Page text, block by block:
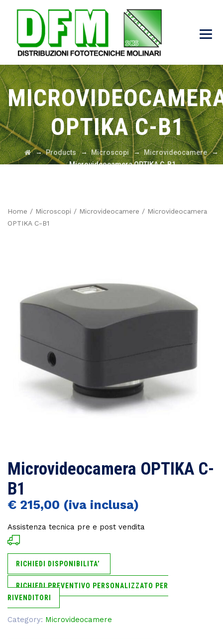
OPTIKA C-B1
→Products→Microscopi→Microvideocamere→
Microvideocamera OPTIKA C-B1
Home / Microscopi / Microvideocamere / Microvideocamera
OPTIKA C-B1
Microvideocamera OPTIKA C-
B1
€ 215,00
Assistenza tecnica pre e post vendita
RICHIEDI DISPONIBILITA’
RICHIEDI PREVENTIVO PERSONALIZZATO PER
RIVENDITORI
Category: Microvideocamere